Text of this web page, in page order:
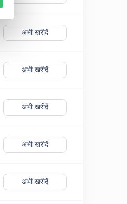
अभी खरीदें
अभी खरीदें
अभी खरीदें
अभी खरीदें
अभी खरीदें